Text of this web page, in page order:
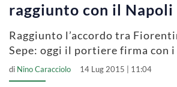
raggiunto con il Napoli
Raggiunto l’accordo tra
Sepe: oggi il portiere firma con
di Nino Caracciolo 14 Lug 2015 | 11:04